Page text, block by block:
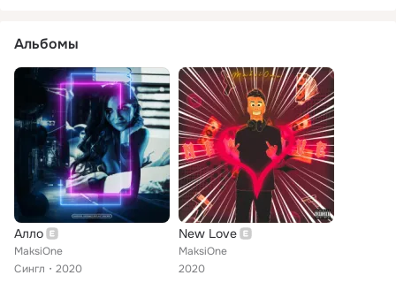
Альбомы
Алло
MaksiOne
Сингл
2020
New Love
MaksiOne
2020